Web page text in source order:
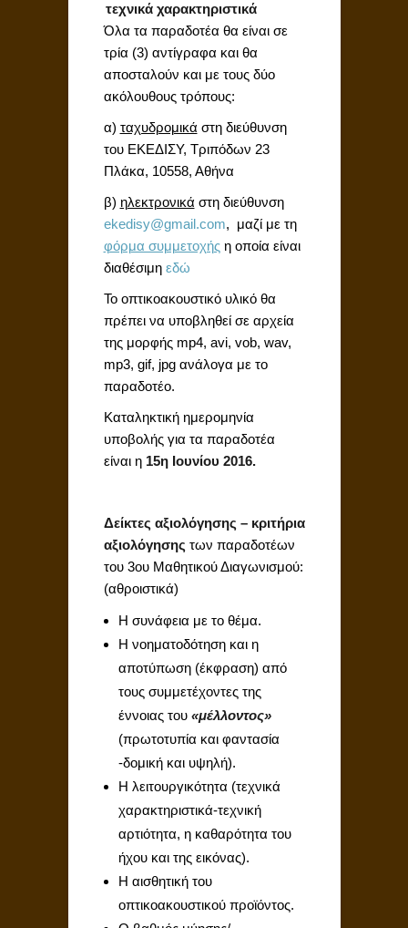
τεχνικά χαρακτηριστικά
Όλα τα παραδοτέα θα είναι σε
τρία (3) αντίγραφα και θα
αποσταλούν και με τους δύο
ακόλουθους τρόπους:
α) ταχυδρομικά στη διεύθυνση
του ΕΚΕΔΙΣΥ, Τριπόδων 23
Πλάκα, 10558, Αθήνα
β) ηλεκτρονικά στη διεύθυνση
ekedisy@gmail.com, μαζί με τη
φόρμα συμμετοχήςη οποία είναι
διαθέσιμη εδώ
Το οπτικοακουστικό υλικό θα
πρέπει να υποβληθεί σε αρχεία
της μορφής mp4, avi, vob, wav,
mp3, gif, jpg ανάλογα με το
παραδοτέο.
Καταληκτική ημερομηνία
υποβολής για τα παραδοτέα
είναι η 15η Ιουνίου 2016.
Δείκτες αξιολόγησης – κριτήρια
αξιολόγησης των παραδοτέων
του 3ου Μαθητικού Διαγωνισμού:
(αθροιστικά)
Η συνάφεια με το θέμα.
Η νοηματοδότηση και η
αποτύπωση (έκφραση) από
τους συμμετέχοντες της
έννοιας του «μέλλοντος»
(πρωτοτυπία και φαντασία
-δομική και υψηλή).
Η λειτουργικότητα (τεχνικά
χαρακτηριστικά-τεχνική
αρτιότητα, η καθαρότητα του
ήχου και της εικόνας).
Η αισθητική του
οπτικοακουστικού προϊόντος.